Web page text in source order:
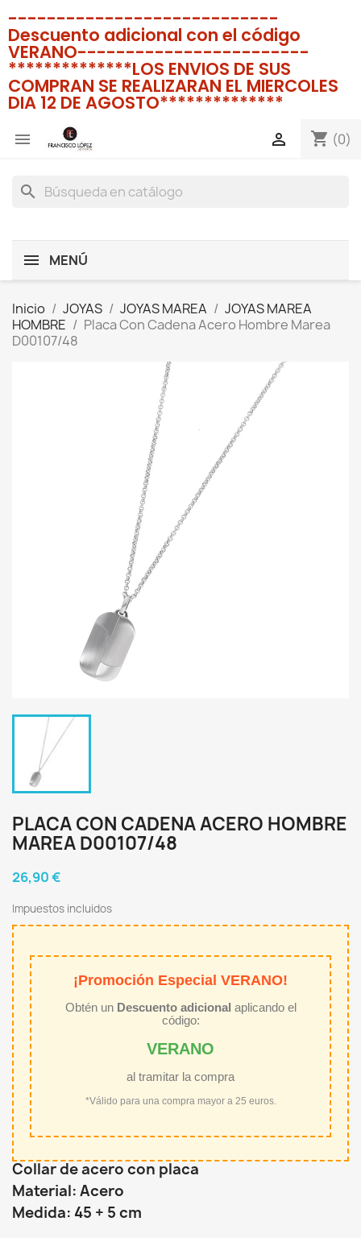
----------------------------
Descuento adicional con el código
VERANO------------------------
**************LOS ENVIOS DE SUS
COMPRAN SE REALIZARAN EL MIERCOLES
DIA 12 DE AGOSTO**************
 shopping_cart (0)

search
MENÚ
Inicio JOYAS JOYAS MAREA
JOYAS MAREA
HOMBRE
Placa Con Cadena Acero Hombre Marea
D00107/48
PLACA CON CADENA ACERO HOMBRE
MAREA D00107/48
26,90 €
Impuestos incluidos
¡Promoción Especial VERANO!
Obtén un Descuento adicional aplicando el
código:
VERANO
al tramitar la compra
*Válido para una compra mayor a 25 euros.
Collar de acero con placa
Material: Acero
Medida: 45 + 5 cm